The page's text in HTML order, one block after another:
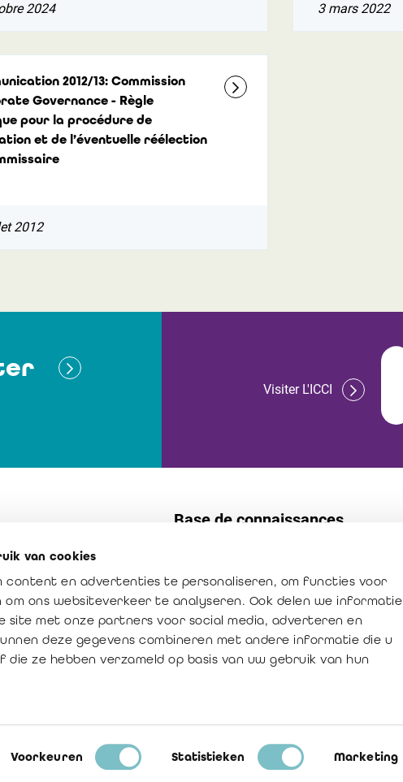
van cookies
content en advertenties te personaliseren, om functies voor
om ons websiteverkeer te analyseren. Ook delen we informatie
site met onze partners voor social media, adverteren en
deze gegevens combineren met andere informatie die u
ze hebben verzameld op basis van uw gebruik van hun
Voorkeuren Statistieken Marketing
2024 3 mars 2022
2012/13: Commission
Governance - Règle
pour la procédure de
et de l’éventuelle réélection
2012
Visiter L'ICCI
: créateur de confiance
du réviseur
Base de connaissances
Publications
La profession en chiffres